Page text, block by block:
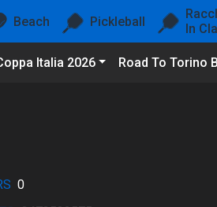
Beach Pickleball
In
Italia 2026 Road To Torino
0